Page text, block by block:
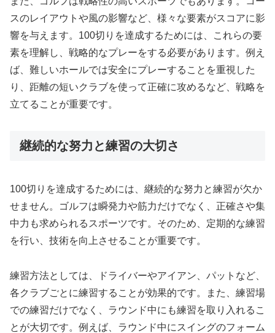
スのレイアウトや風の影響など、様々な要素がスコアに影
響を与えます。100切りを達成するためには、これらの要
素を理解し、戦略的なプレーをする必要があります。例え
ば、難しいホールでは安全にプレーすることを重視した
り、距離の短いクラブを使って正確に攻めるなど、戦略を
立てることが重要です。
継続的な努力と練習の大切さ
100切りを達成するためには、継続的な努力と練習が欠か
せません。ゴルフは瞬発力や筋力だけでなく、正確さや集
中力も求められるスポーツです。そのため、定期的な練習
を行い、技術を向上させることが重要です。
練習方法としては、ドライバーやアイアン、パットなど、
各クラブごとに練習することが効果的です。また、練習場
での練習だけでなく、ラウンド中にも練習を取り入れるこ
とが大切です。例えば、ラウンド中にスイングのフォーム